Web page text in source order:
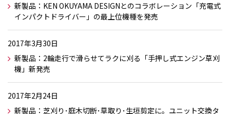
新製品：KEN OKUYAMA DESIGNとのコラボレーション「充電式
インパクトドライバー」の最上位機種を発売
2017年3月30日
新製品：2輪走行で滑らせてラクに刈る「手押し式エンジン草刈
機」新発売
2017年2月24日
新製品：芝刈り･庭木切断･草取り･生垣剪定に。ユニット交換タ